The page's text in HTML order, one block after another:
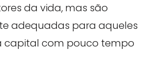
da vida, mas são
adequadas para aqueles
capital com pouco tempo